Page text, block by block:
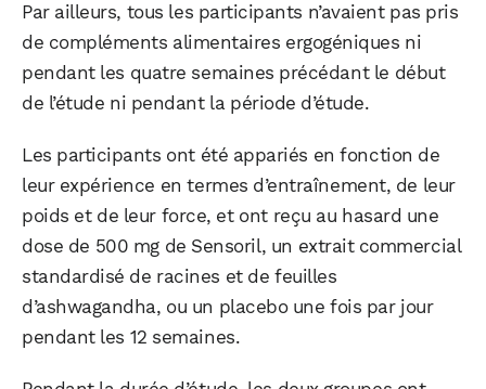
Par ailleurs, tous les participants n’avaient pas pris
de compléments alimentaires ergogéniques ni
pendant les quatre semaines précédant le début
de l’étude ni pendant la période d’étude.
Les participants ont été appariés en fonction de
leur expérience en termes d’entraînement, de leur
poids et de leur force, et ont reçu au hasard une
dose de 500 mg de Sensoril, un extrait commercial
standardisé de racines et de feuilles
d’ashwagandha, ou un placebo une fois par jour
pendant les 12 semaines.